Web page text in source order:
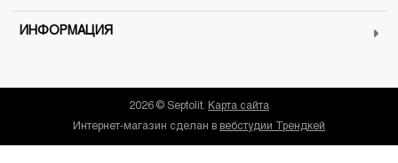
ИНФОРМАЦИЯ
2026 © Septolit. Карта сайта
Интернет-магазин сделан в вебстудии Трендкей